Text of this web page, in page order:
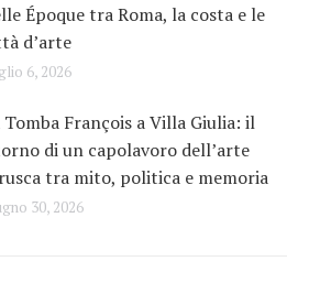
Époque tra Roma, la costa e le
d’arte
6, 2026
Tomba François a Villa Giulia: il
di un capolavoro dell’arte
tra mito, politica e memoria
30, 2026